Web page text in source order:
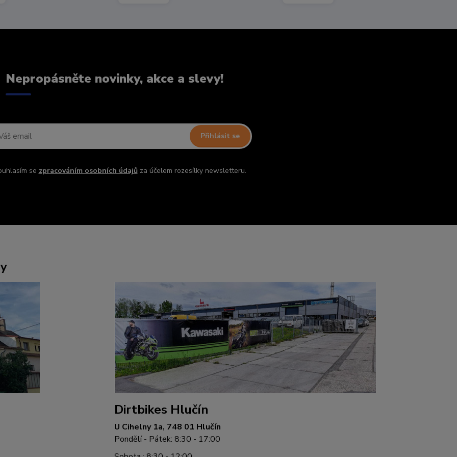
Nepropásněte novinky, akce a slevy!
Přihlásit se
se zpracováním osobních údajůza účelem rozesílky newsletteru.
Dirtbikes Hlučín
U Cihelny 1a, 748 01 Hlučín
Pondělí - Pátek: 8:30 - 17:00